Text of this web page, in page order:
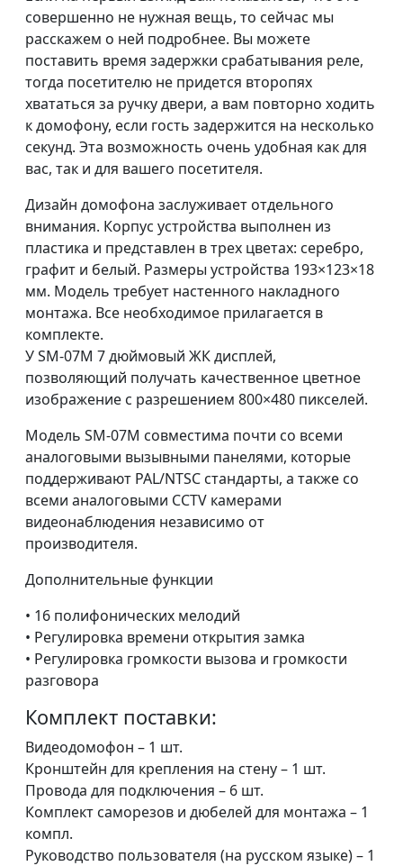
совершенно не нужная вещь, то сейчас мы
расскажем о ней подробнее. Вы можете
поставить время задержки срабатывания реле,
тогда посетителю не придется второпях
хвататься за ручку двери, а вам повторно ходить
к домофону, если гость задержится на несколько
секунд. Эта возможность очень удобная как для
вас, так и для вашего посетителя.
Дизайн домофона заслуживает отдельного
внимания. Корпус устройства выполнен из
пластика и представлен в трех цветах: серебро,
графит и белый. Размеры устройства 193×123×18
мм. Модель требует настенного накладного
монтажа. Все необходимое прилагается в
комплекте.
У SM-07M 7 дюймовый ЖК дисплей,
позволяющий получать качественное цветное
изображение с разрешением 800×480 пикселей.
Модель SМ-07M совместима почти со всеми
аналоговыми вызывными панелями, которые
поддерживают PAL/NTSC стандарты, а также со
всеми аналоговыми CCTV камерами
видеонаблюдения независимо от
производителя.
Дополнительные функции
• 16 полифонических мелодий
• Регулировка времени открытия замка
• Регулировка громкости вызова и громкости
разговора
Комплект поставки:
Видеодомофон – 1 шт.
Кронштейн для крепления на стену – 1 шт.
Провода для подключения – 6 шт.
Комплект саморезов и дюбелей для монтажа – 1
компл.
Руководство пользователя (на русском языке) – 1